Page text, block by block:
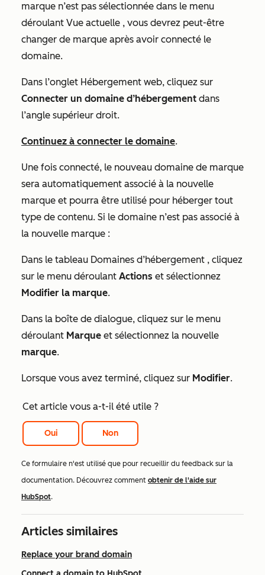
marque n’est pas sélectionnée dans le menu
déroulant Vue actuelle , vous devrez peut-être
changer de marque après avoir connecté le
domaine.
Dans l’onglet Hébergement web, cliquez sur
Connecter un domaine d’hébergement dans
l’angle supérieur droit.
Continuez à connecter le domaine.
Une fois connecté, le nouveau domaine de marque
sera automatiquement associé à la nouvelle
marque et pourra être utilisé pour héberger tout
type de contenu. Si le domaine n’est pas associé à
la nouvelle marque :
Dans le tableau Domaines d’hébergement , cliquez
sur le menu déroulant Actions et sélectionnez
Modifier la marque.
Dans la boîte de dialogue, cliquez sur le menu
déroulant Marque et sélectionnez la nouvelle
marque.
Lorsque vous avez terminé, cliquez sur Modifier.
Cet article vous a-t-il été utile ?
Oui Non
Ce formulaire n'est utilisé que pour recueillir du feedback sur la
documentation. Découvrez comment obtenir de l'aide sur
HubSpot.
Articles similaires
Replace your brand domain